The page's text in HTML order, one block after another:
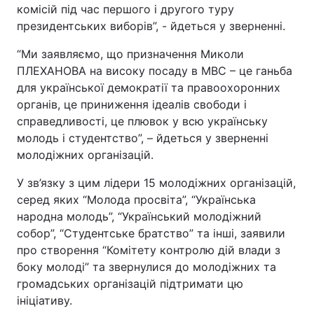
Тема оформлення
комісій під час першого і другого туру
президентських виборів”, - йдеться у зверненні.
“Ми заявляємо, що призначення Миколи
ПЛЕХАНОВА на високу посаду в МВС – це ганьба
для української демократії та правоохоронних
органів, це приниження ідеалів свободи і
справедливості, це плювок у всю українську
молодь і студентство”, – йдеться у зверненні
молодіжних організацій.
У зв’язку з цим лідери 15 молодіжних організацій,
серед яких “Молода просвіта”, “Українська
народна молодь”, “Український молодіжний
собор”, “Студентське братство” та інші, заявили
про створення “Комітету контролю дій влади з
боку молоді” та звернулися до молодіжних та
громадських організацій підтримати цю
ініціативу.